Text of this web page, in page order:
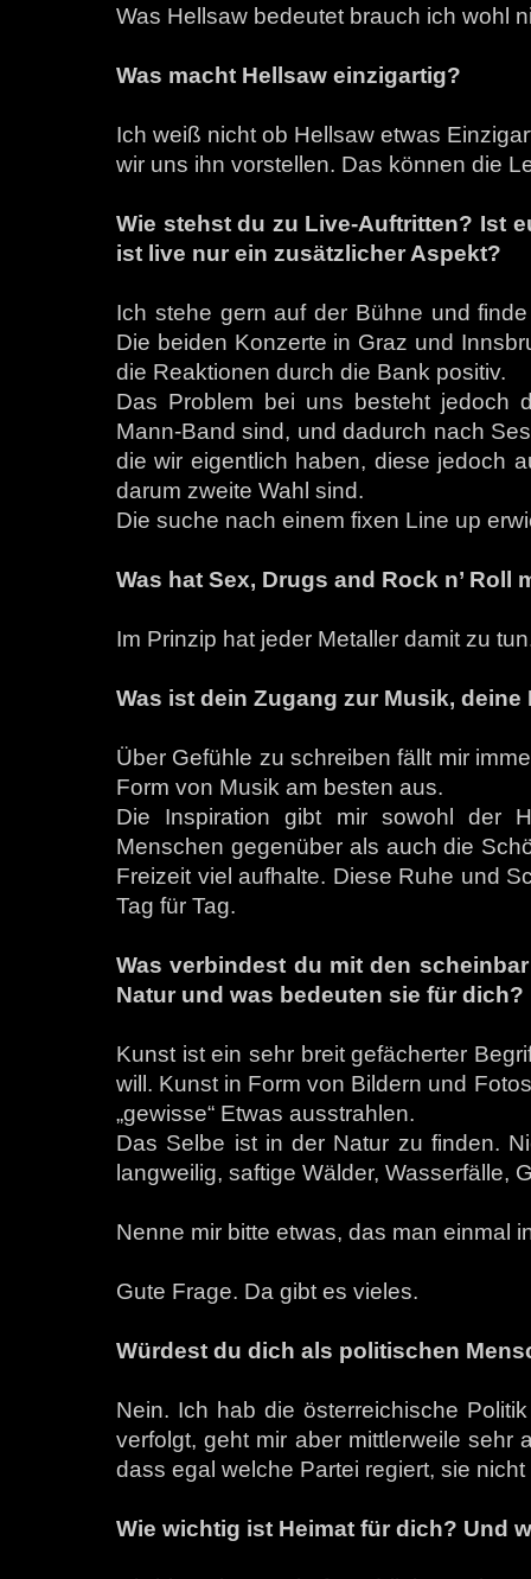
Was Hellsaw bedeutet brauch ich wohl
Was macht Hellsaw einzigartig?
Ich weiß nicht ob Hellsaw etwas
wir uns ihn vorstellen. Das können die
Wie stehst du zu Live-Auftritten? Ist
ist live nur ein zusätzlicher Aspekt?
Ich stehe gern auf der Bühne und
Die beiden Konzerte in Graz und
die Reaktionen durch die Bank positiv.
Das Problem bei uns besteht jedoch
Mann-Band sind, und dadurch nach
die wir eigentlich haben, diese jedoch
darum zweite Wahl sind.
Die suche nach einem fixen Line up
Was hat Sex, Drugs and Rock n’ Roll
Im Prinzip hat jeder Metaller damit zu
Was ist dein Zugang zur Musik,
Über Gefühle zu schreiben fällt mir
Form von Musik am besten aus.
Die Inspiration gibt mir sowohl der
Menschen gegenüber als auch die
Freizeit viel aufhalte. Diese Ruhe und
Tag für Tag.
Was verbindest du mit den
Natur und was bedeuten sie für dich?
Kunst ist ein sehr breit gefächerter
will. Kunst in Form von Bildern und
„gewisse“ Etwas ausstrahlen.
Das Selbe ist in der Natur zu finden.
langweilig, saftige Wälder, Wasserfälle,
Nenne mir bitte etwas, das man einmal
Gute Frage. Da gibt es vieles.
Würdest du dich als politischen
Nein. Ich hab die österreichische
verfolgt, geht mir aber mittlerweile sehr
dass egal welche Partei regiert, sie
Wie wichtig ist Heimat für dich? Und